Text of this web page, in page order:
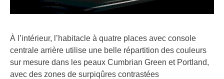
À l’intérieur, l’habitacle à quatre places avec console
centrale arrière utilise une belle répartition des couleurs
sur mesure dans les peaux Cumbrian Green et Portland,
avec des zones de surpiqûres contrastées